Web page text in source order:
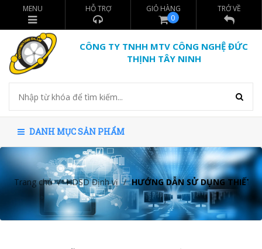
MENU HỖ TRỢ GIỎ HÀNG
0
TRỞ VỀ
CÔNG TY TNHH MTV CÔNG NGHỆ ĐỨC
THỊNH TÂY NINH
DANH MỤC SẢN PHẨM
Trang chủ / HDSD Định vị / HƯỚNG DẪN SỬ DỤNG THIẾT